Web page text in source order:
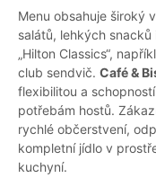
Menu obsahuje široký
salátů, lehkých
„Hilton Classics“,
club sendvič. Café &
flexibilitou a
potřebám hostů.
rychlé občerstvení,
kompletní jídlo v
kuchyní.